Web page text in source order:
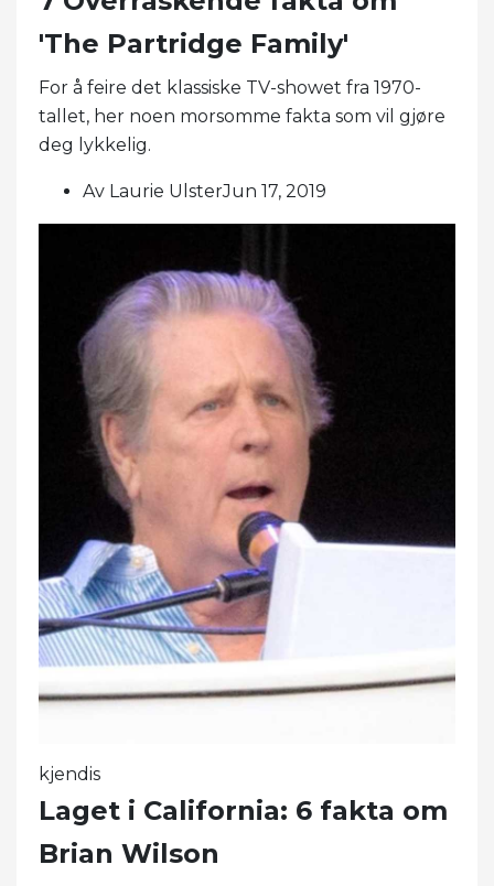
'The Partridge Family'
For å feire det klassiske TV-showet fra 1970-
tallet, her noen morsomme fakta som vil gjøre
deg lykkelig.
Av Laurie UlsterJun 17, 2019
kjendis
Laget i California: 6 fakta om
Brian Wilson